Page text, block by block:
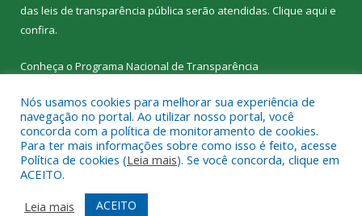
das leis de transparência pública serão atendidas. Clique aqui e
confira.
Conheça o Programa Nacional de Transparência
Todos os direitos reservados a SEMED – Secretaria Municipal de
Educação de Senador José Porfírio.
Mapa do Site
Acessar Área Administrativa
Nós usamos cookies para melhorar sua experiência de
navegação no portal. Ao utilizar nosso portal, você
concorda com a política de monitoramento de cookies.
Para ter mais informações sobre como isso é feito, acesse
Política de cookies (Leia mais). Se você concorda, clique em
ACEITO.
Leia mais
ACEITO